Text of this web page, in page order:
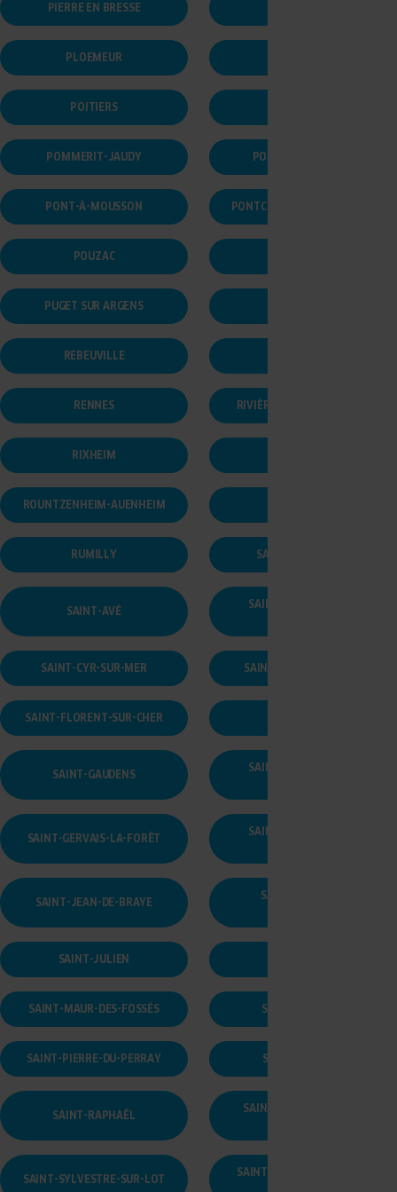
PIERRE EN BRESSE
PLOEMEUR
POITIERS
POMMERIT-JAUDY PONT SAINT ESPRIT
PONT-À-MOUSSON PONTCHARRA-SUR-TURDINE
POUZAC
PUGET SUR ARGENS
REBEUVILLE
RENNES RIVIÈRE-SAAS-ET-GOURBY
RIXHEIM
ROUNTZENHEIM-AUENHEIM
RUMILLY SAINT PLANCHERS
SAINT-AVÉ
SAINT-BARTHÉLEMY-
SAINT-CYR-SUR-MER SAINT-DIÉ-DES-VOSGES
SAINT-FLORENT-SUR-CHER
SAINT-GAUDENS
SAINT-GERMAIN-LÈS-
SAINT-GERVAIS-LA-FORÊT
SAINT-JACQUES-SUR-
SAINT-JEAN-DE-BRAYE
SAINT-JEAN-DU-
SAINT-JULIEN
SAINT-MAUR-DES-FOSSÉS SAINT-MAXIMIN
SAINT-PIERRE-DU-PERRAY SAINT-QUENTIN
SAINT-RAPHAËL
SAINT-SÉBASTIEN-SUR-
SAINT-SYLVESTRE-SUR-LOT
SAINT-SYMPHORIEN-SUR-